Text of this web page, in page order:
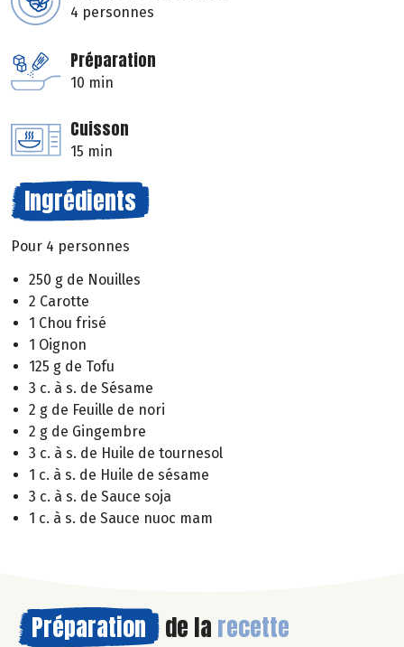
4 personnes
Préparation
10 min
Cuisson
15 min
Ingrédients
Pour 4 personnes
250 g de Nouilles
2 Carotte
1 Chou frisé
1 Oignon
125 g de Tofu
3 c. à s. de Sésame
2 g de Feuille de nori
2 g de Gingembre
3 c. à s. de Huile de tournesol
1 c. à s. de Huile de sésame
3 c. à s. de Sauce soja
1 c. à s. de Sauce nuoc mam
Préparation de la recette